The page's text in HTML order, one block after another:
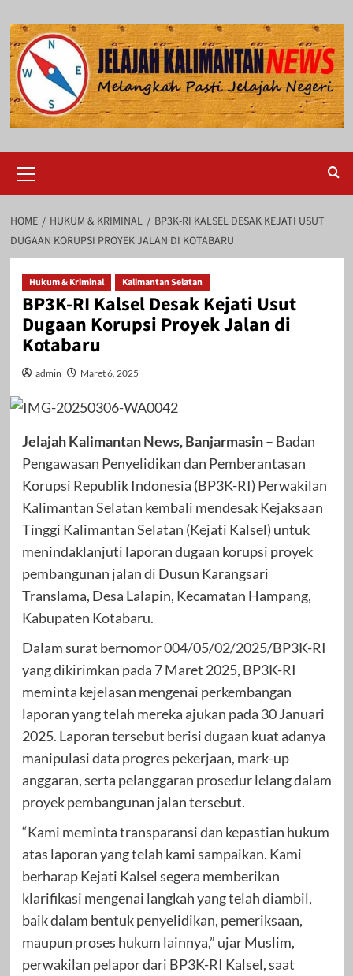
to
content
Menu
HOME HUKUM & KRIMINAL
BP3K-RI KALSEL DESAK KEJATI USUT
DUGAAN KORUPSI PROYEK JALAN DI KOTABARU
Hukum & Kriminal Kalimantan Selatan
BP3K-RI Kalsel Desak Kejati Usut
Dugaan Korupsi Proyek Jalan di
Kotabaru
admin Maret 6, 2025
Jelajah Kalimantan News, Banjarmasin– Badan
Pengawasan Penyelidikan dan Pemberantasan
Korupsi Republik Indonesia (BP3K-RI) Perwakilan
Kalimantan Selatan kembali mendesak Kejaksaan
Tinggi Kalimantan Selatan (Kejati Kalsel) untuk
menindaklanjuti laporan dugaan korupsi proyek
pembangunan jalan di Dusun Karangsari
Translama, Desa Lalapin, Kecamatan Hampang,
Kabupaten Kotabaru.
Dalam surat bernomor 004/05/02/2025/BP3K-RI
yang dikirimkan pada 7 Maret 2025, BP3K-RI
meminta kejelasan mengenai perkembangan
laporan yang telah mereka ajukan pada 30 Januari
2025. Laporan tersebut berisi dugaan kuat adanya
manipulasi data progres pekerjaan, mark-up
anggaran, serta pelanggaran prosedur lelang dalam
proyek pembangunan jalan tersebut.
“Kami meminta transparansi dan kepastian hukum
atas laporan yang telah kami sampaikan. Kami
berharap Kejati Kalsel segera memberikan
klarifikasi mengenai langkah yang telah diambil,
baik dalam bentuk penyelidikan, pemeriksaan,
maupun proses hukum lainnya,” ujar Muslim,
perwakilan pelapor dari BP3K-RI Kalsel, saat